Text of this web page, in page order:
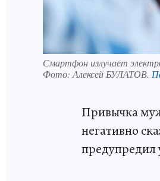
Смартфон излучает
Фото: Алексей БУЛАТОВ.
Привычка
негативно
предупредил